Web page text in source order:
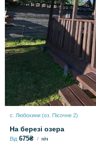
с. Любохини (оз. Пісочне 2)
На березі озера
Від 675₴ ніч